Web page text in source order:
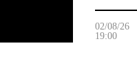
02/08/26
19:00